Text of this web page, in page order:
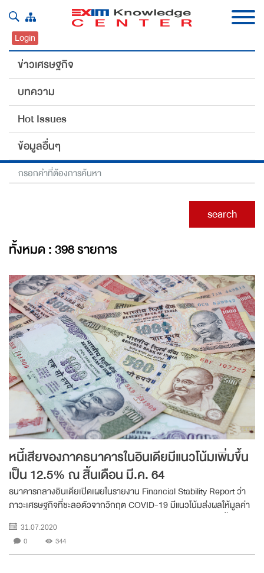
Login
ข่าวเศรษฐกิจ
บทความ
Hot Issues
ข้อมูลอื่นๆ
#India
search
ทั้งหมด : 398 รายการ
หนี้เสียของภาคธนาคารในอินเดียมีแนวโน้มเพิ่มขึ้น
เป็น 12.5% ณ สิ้นเดือน มี.ค. 64
ธนาคารกลางอินเดียเปิดเผยในรายงาน Financial Stability Report ว่า
ภาวะเศรษฐกิจที่ชะลอตัวจากวิกฤต COVID-19 มีแนวโน้มส่งผลให้มูลค่า
สินทรัพย์ด้อยคุณภาพ (Non-Performing Asset : NPA) หรือหนี้เสียของ
ภาคธนาคารในอินเดีย เพิ่มขึ้นจา...
31.07.2020
0 344